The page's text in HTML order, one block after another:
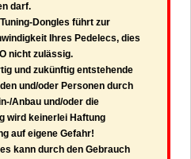
darf.
Dongles führt zur
Ihres Pedelecs, dies
nicht zulässig.
und zukünftig entstehende
und/oder Personen durch
Anbau und/oder die
wird keinerlei Haftung
auf eigene Gefahr!
kann durch den Gebrauch